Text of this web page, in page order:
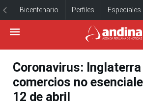
Bicentenario Perfiles Especiales
Coronavirus:
comercios no
12 de abril